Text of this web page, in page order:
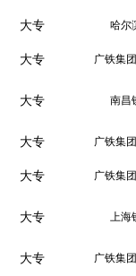
大专 哈尔
大专 广铁集
大专 南昌
大专 广铁集
大专 广铁集
大专 上海
大专 广铁集